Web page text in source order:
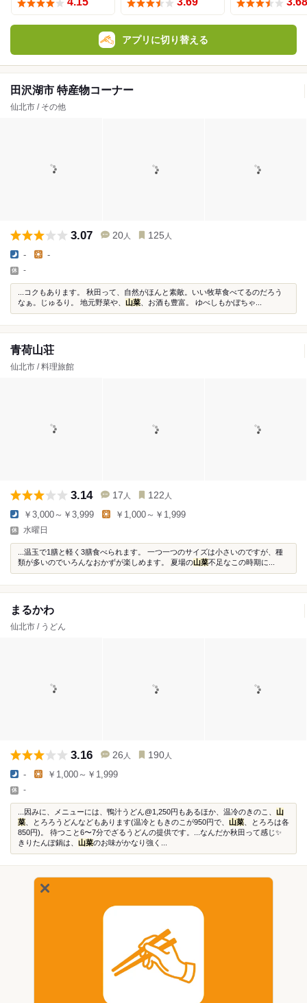
アプリに切り替える
田沢湖市 特産物コーナー
仙北市 / その他
3.07 20 人 125 人
- -
-
...コクもあります。 秋田って、自然がほんと素敵。いい牧草食べてるのだろう
なぁ。じゅるり。 地元野菜や、 山菜 、お酒も豊富。 ゆべしもかぼちゃ...
青荷山荘
仙北市 / 料理旅館
3.14 17 人 122 人
￥3,000～￥3,999 ￥1,000～￥1,999
水曜日
...温玉で1膳と軽く3膳食べられます。 一つ一つのサイズは小さいのですが、種
類が多いのでいろんなおかずが楽しめます。 夏場の山菜不足なこの時期に...
まるかわ
仙北市 / うどん
3.16 26 人 190 人
- ￥1,000～￥1,999
-
...因みに、メニューには、鴨汁うどん@1,250円もあるほか、温冷のきのこ、 山
菜 、とろろうどんなどもあります(温冷ともきのこが950円で、 山菜 、とろろは各
850円)。 待つこと6〜7分でざるうどんの提供です。...なんだか秋田って感じ✨
きりたんぽ鍋は、 山菜のお味がかなり強く...